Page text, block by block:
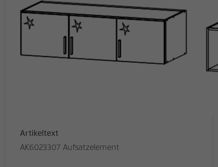
Artikeltext
AK6023307 Aufsatzelement